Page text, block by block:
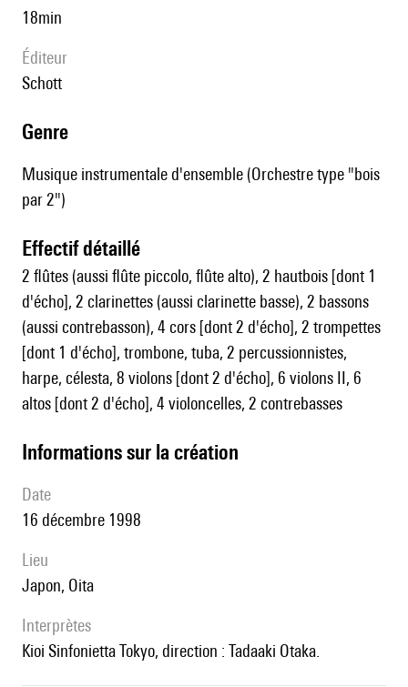
18min
éditeur
Schott
genre
Musique instrumentale d'ensemble (Orchestre type "bois
par 2")
effectif détaillé
2 flûtes (aussi flûte piccolo, flûte alto), 2 hautbois [dont 1
d'écho], 2 clarinettes (aussi clarinette basse), 2 bassons
(aussi contrebasson), 4 cors [dont 2 d'écho], 2 trompettes
[dont 1 d'écho], trombone, tuba, 2 percussionnistes,
harpe, célesta, 8 violons [dont 2 d'écho], 6 violons II, 6
altos [dont 2 d'écho], 4 violoncelles, 2 contrebasses
informations sur la création
date
16 décembre 1998
lieu
Japon, Oita
interprètes
Kioi Sinfonietta Tokyo, direction : Tadaaki Otaka.